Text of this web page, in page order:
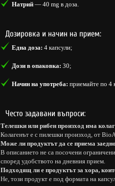
Натрий — 40 mg в доза.
Дозировка и начин на прием:
Една доза: 4 капсули;
Дози в опаковка: 30;
Начин на употреба: приемайте по 4
Често задавани въпроси:
Телешки или рибен произход има
Колагенът е с пилешки произход, от
Може ли продуктът да се приема
В описанието не са посочени
според удобството на дневния прием.
Подходящ ли е продуктът за хора,
Не, този продукт е под формата на